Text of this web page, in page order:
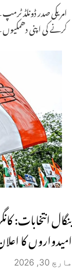
امریکی صدر ڈونلڈ
کرنے کی اپنی دھمکیوں
امیدواروں کا
مارچ 30, 2026